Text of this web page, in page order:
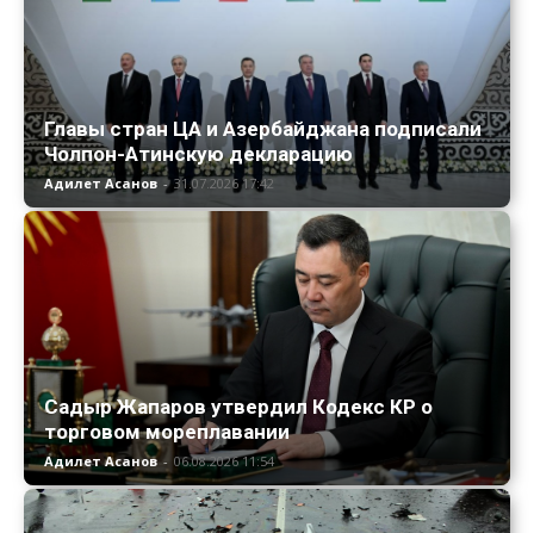
Главы стран ЦА и Азербайджана подписали
Чолпон-Атинскую декларацию
Адилет Асанов - 31.07.2026 17:42
Садыр Жапаров утвердил Кодекс КР о
торговом мореплавании
Адилет Асанов - 06.08.2026 11:54